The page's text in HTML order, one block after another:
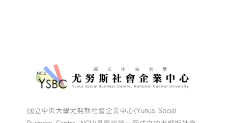
國立中央大學尤努斯社會企業中心(Yunus Social